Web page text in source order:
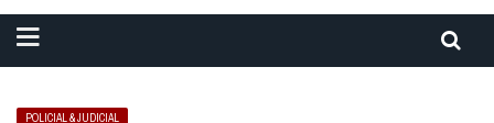
POLICIAL & JUDICIAL